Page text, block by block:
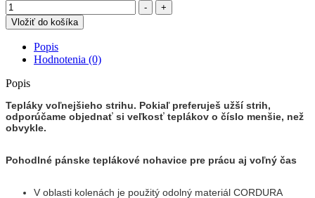
-
+
Vložiť do košíka
Popis
Hodnotenia (0)
Popis
Tepláky voľnejšieho strihu. Pokiaľ preferuješ užší strih,
odporúčame objednať si veľkosť teplákov o číslo menšie, než
obvykle.
Pohodlné pánske teplákové nohavice pre prácu aj voľný čas
V oblasti kolenách je použitý odolný materiál CORDURA